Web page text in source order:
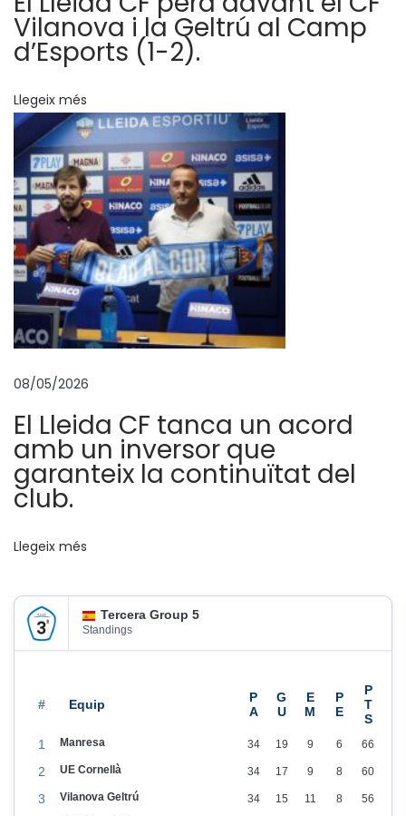
r
b
e
a
u
n
a
c
d
c
e
s
s
ó
e
j
Vilanova i la Geltrú al Camp
d’Esports (1-2).
Llegeix més
08/05/2026
El Lleida CF tanca un acord
amb un inversor que
garanteix la continuïtat del
club.
Llegeix més
Tercera Group 5
Standings
#
1 Manresa 34 19 9 6 66
2 UE Cornellà 34 17 9 8 60
3 Vilanova Geltrú 34 15 11 8 56